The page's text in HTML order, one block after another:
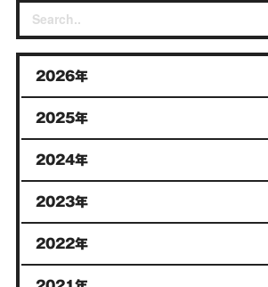
2026年
2025年
2024年
2023年
2022年